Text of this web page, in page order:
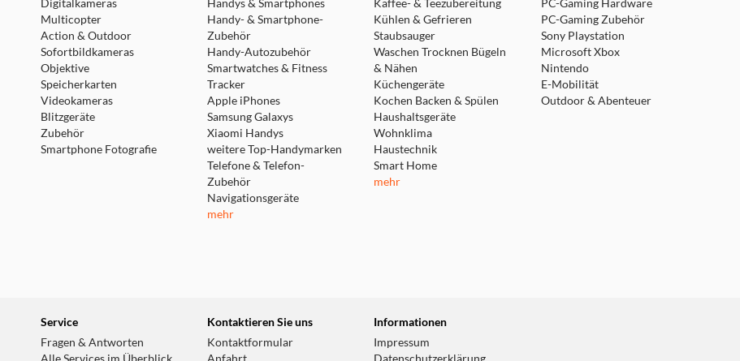
Digitalkameras
Multicopter
Action & Outdoor
Sofortbildkameras
Objektive
Speicherkarten
Videokameras
Blitzgeräte
Zubehör
Smartphone Fotografie
Handys & Smartphones
Handy- & Smartphone-
Zubehör
Handy-Autozubehör
Smartwatches & Fitness
Tracker
Apple iPhones
Samsung Galaxys
Xiaomi Handys
weitere Top-Handymarken
Telefone & Telefon-
Zubehör
Navigationsgeräte
mehr
Kaffee- & Teezubereitung
Kühlen & Gefrieren
Staubsauger
Waschen Trocknen Bügeln
& Nähen
Küchengeräte
Kochen Backen & Spülen
Haushaltsgeräte
Wohnklima
Haustechnik
Smart Home
mehr
PC-Gaming Hardware
PC-Gaming Zubehör
Sony Playstation
Microsoft Xbox
Nintendo
E-Mobilität
Outdoor & Abenteuer
Service
Fragen & Antworten
Kontaktieren Sie uns
Kontaktformular
Informationen
Impressum